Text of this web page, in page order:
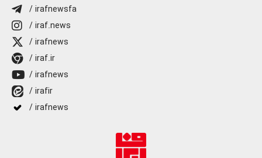
/ irafnewsfa
/ iraf.news
/ irafnews
/ iraf.ir
/ irafnews
/ irafir
/ irafnews